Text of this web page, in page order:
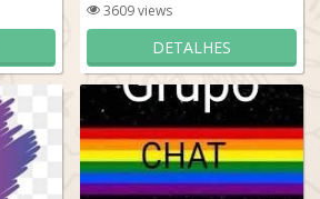
3609 views
DETALHES